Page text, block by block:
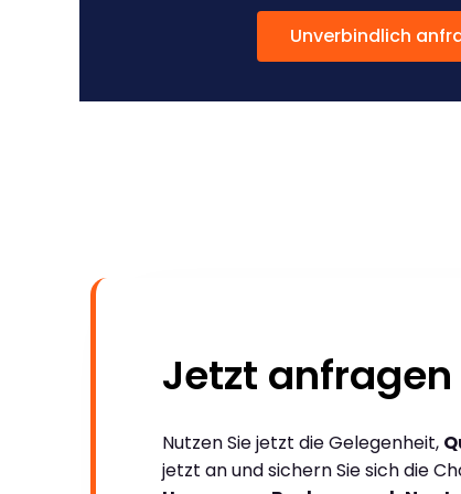
Unverbindlich
Jetzt
Nutzen Sie jetzt die Gelegenheit,
jetzt an und sichern Sie sich die